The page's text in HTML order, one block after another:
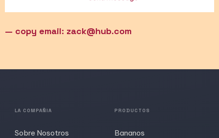
— copy email: zack@hub.com
LA COMPAÑIA
Sobre Nosotros
PRODUCTOS
Bananos